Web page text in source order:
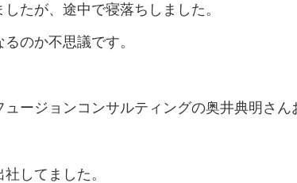
たが、途中で寝落ちしました。
のか不思議です。
ージョンコンサルティングの奥井典明さん
してました。